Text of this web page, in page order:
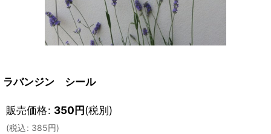
ラバンジン シール
販売価格: 350円(税別)
(税込: 385円)